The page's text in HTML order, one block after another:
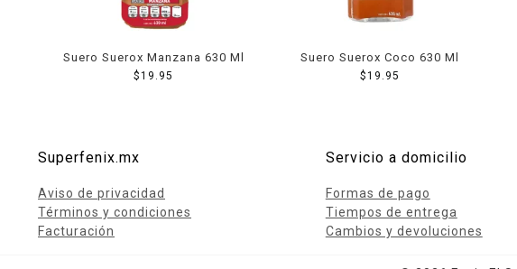
Suero Suerox Manzana 630 Ml
$19.95
Suero Suerox Coco 630 Ml
$19.95
Superfenix.mx
Aviso de privacidad
Términos y condiciones
Facturación
Servicio a domicilio
Formas de pago
Tiempos de entrega
Cambios y devoluciones